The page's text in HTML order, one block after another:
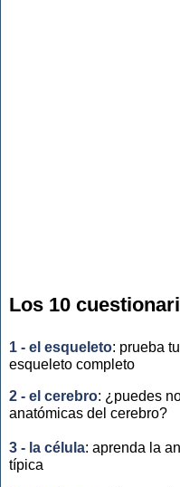
Los 10
1 - el esqueleto: prueba
esqueleto completo
2 - el cerebro: ¿puedes
anatómicas del cerebro?
3 - la célula: aprenda la
típica